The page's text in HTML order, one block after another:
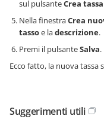
sul pulsanteCrea tassa
Nella finestraCrea
tassoe ladescrizione.
Premi il pulsanteSalva.
Ecco fatto, la nuova tassa
Suggerimenti utili